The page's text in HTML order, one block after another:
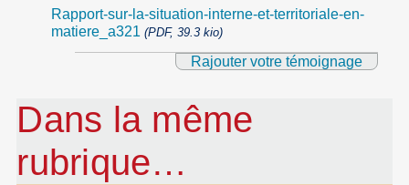
Rapport-sur-la-situation-interne-et-territoriale-en-
matiere_a321 (PDF, 39.3 kio)
Rajouter votre témoignage
Dans la même
rubrique…